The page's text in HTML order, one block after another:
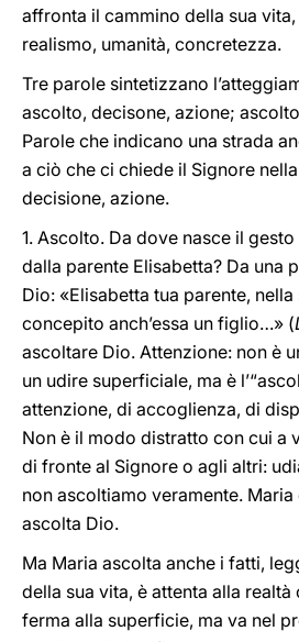
affronta il cammino della sua
realismo, umanità, concretezza.
Tre parole sintetizzano
ascolto, decisone, azione;
Parole che indicano una strada
a ciò che ci chiede il Signore
decisione, azione.
1. Ascolto. Da dove nasce il
dalla parente Elisabetta? Da una
Dio: «Elisabetta tua parente,
concepito anch’essa un figlio…» (
ascoltare Dio. Attenzione: non è
un udire superficiale, ma è
attenzione, di accoglienza, di
Non è il modo distratto con cui a
di fronte al Signore o agli altri:
non ascoltiamo veramente. Maria
ascolta Dio.
Ma Maria ascolta anche i fatti,
della sua vita, è attenta alla realtà
ferma alla superficie, ma va nel